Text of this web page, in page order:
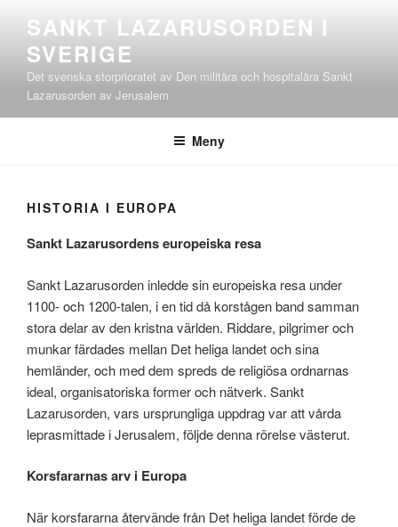
innehåll
SANKT LAZARUSORDEN I
SVERIGE
Det svenska storprioratet av Den militära och hospitalära Sankt
Lazarusorden av Jerusalem
Meny
HISTORIA I EUROPA
Sankt Lazarusordens europeiska resa
Sankt Lazarusorden inledde sin europeiska resa under
1100- och 1200-talen, i en tid då korstågen band samman
stora delar av den kristna världen. Riddare, pilgrimer och
munkar färdades mellan Det heliga landet och sina
hemländer, och med dem spreds de religiösa ordnarnas
ideal, organisatoriska former och nätverk. Sankt
Lazarusorden, vars ursprungliga uppdrag var att vårda
leprasmittade i Jerusalem, följde denna rörelse västerut.
Korsfararnas arv i Europa
När korsfararna återvände från Det heliga landet förde de